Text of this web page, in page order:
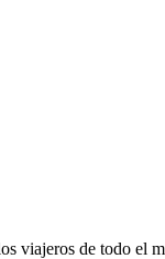
viajeros de todo el